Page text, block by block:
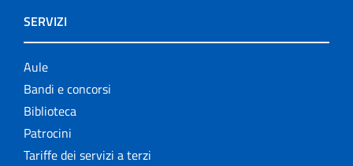
SERVIZI
Aule
Bandi e concorsi
Biblioteca
Patrocini
Tariffe dei servizi a terzi